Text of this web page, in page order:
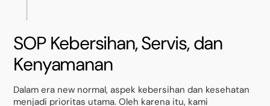
SOP Kebersihan, Servis, dan
Kenyamanan
Dalam era new normal, aspek kebersihan dan kesehatan
menjadi prioritas utama. Oleh karena itu, kami